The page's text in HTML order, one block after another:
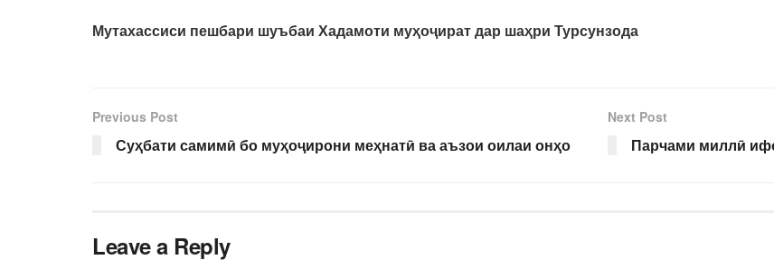
Мутахассиси пешбари шуъбаи Хадамоти муҳоҷират дар шаҳри Турсунзода
Previous Post
Суҳбати самимӣ бо муҳоҷирони меҳнатӣ ва аъзои оилаи онҳо
Next Post
Парчами миллӣ
Leave a Reply